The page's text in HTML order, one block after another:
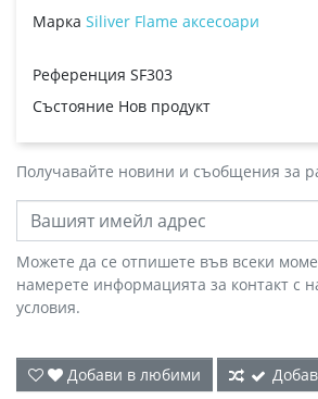
Марка Siliver Flame аксесоари
Референция SF303
Състояние Нов продукт
Получавайте новини и съобщения за
Можете да се отпишете във всеки
намерете информацията за контакт с
условия.
Добави в любими